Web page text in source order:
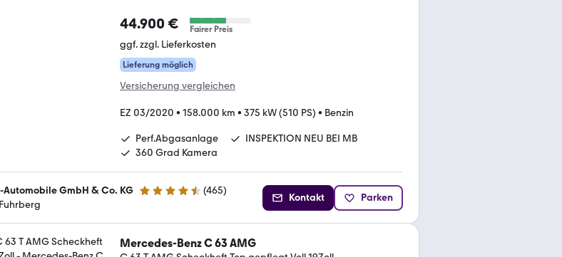
44.900 € Fairer Preis
ggf. zzgl. Lieferkosten
Lieferung möglich
Versicherung vergleichen
EZ 03/2020 • 158.000 km • 375 kW (510 PS) • Benzin
Perf.Abgasanlage
INSPEKTION NEU BEI MB
360 Grad Kamera
Automobile GmbH & Co. KG 4.6 Sterne (465)
Kontakt Parken
Mercedes-Benz C 63 AMG